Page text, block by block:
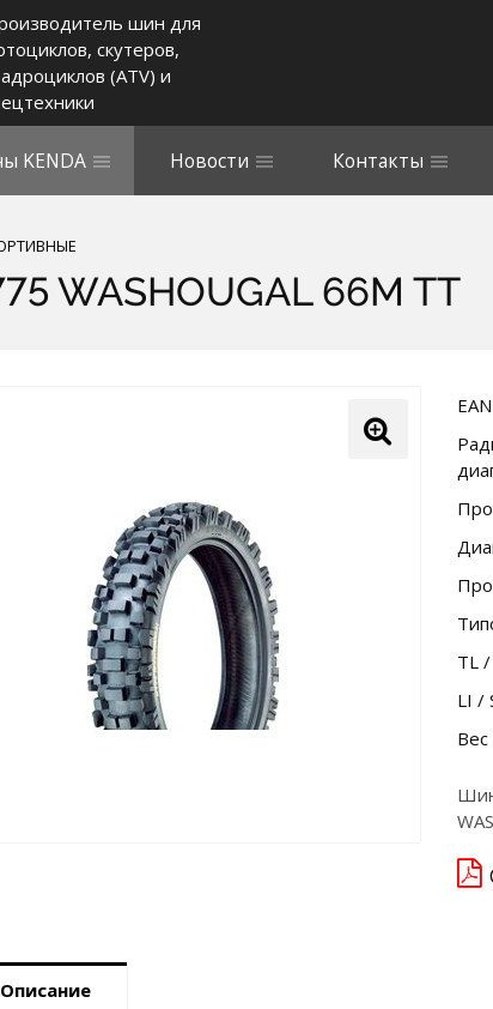
шин для
скутеров,
(ATV) и
KENDA Новости Контакты
WASHOUGAL 66M TT
EAN
TL
LI /
Вес
Описание